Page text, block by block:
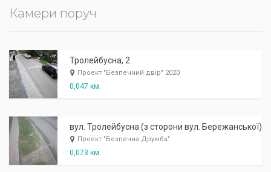
Камери поруч
Тролейбусна, 2
Проект "Безпечний двір" 2020
0,047 км.
вул. Тролейбусна (з сторони вул. Бережанської)
Проект "Безпечна Дружба"
0,073 км.